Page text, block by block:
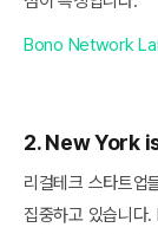
Bono Network
2. New York
리걸테크 스타트업
집중하고 있습니